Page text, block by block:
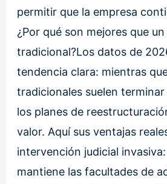
permitir que la empresa
¿Por qué son mejores que
tradicional?Los datos de
tendencia clara: mientras
tradicionales suelen
los planes de
valor. Aquí sus ventajas
intervención judicial
mantiene las facultades de